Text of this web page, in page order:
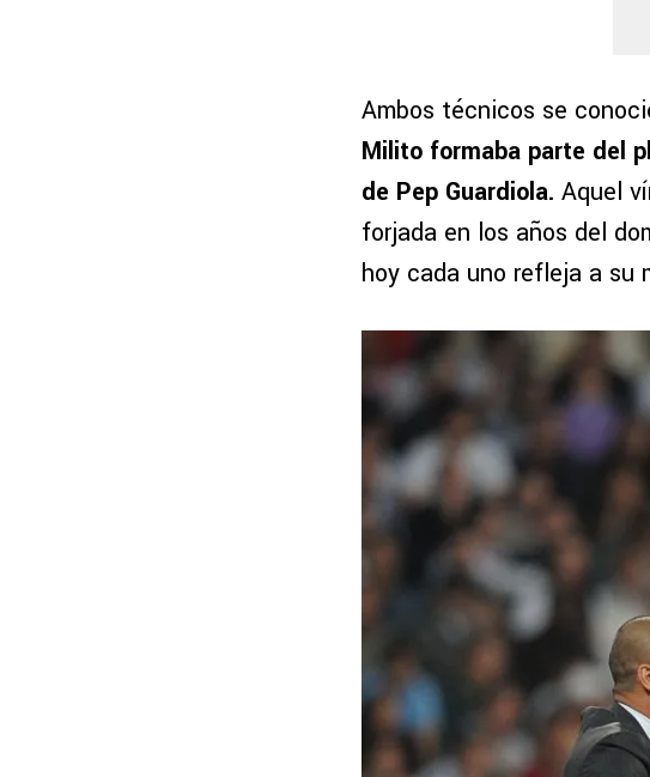
Ambos técnicos se
Milito formaba parte del
de Pep Guardiola. Aquel
forjada en los años del
hoy cada uno refleja a su